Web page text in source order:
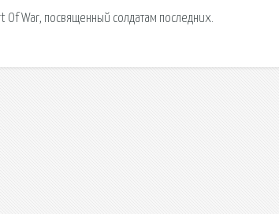
Of War, посвященный солдатам последних.